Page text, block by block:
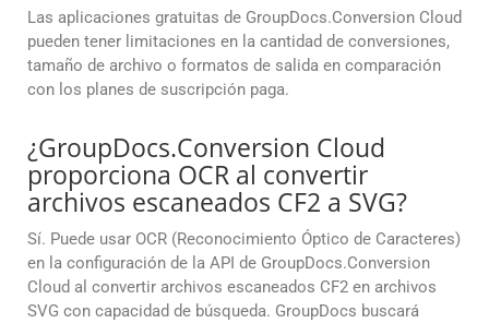
Las aplicaciones gratuitas de GroupDocs.Conversion Cloud
pueden tener limitaciones en la cantidad de conversiones,
tamaño de archivo o formatos de salida en comparación
con los planes de suscripción paga.
¿GroupDocs.Conversion Cloud
proporciona OCR al convertir
archivos escaneados CF2 a SVG?
Sí. Puede usar OCR (Reconocimiento Óptico de Caracteres)
en la configuración de la API de GroupDocs.Conversion
Cloud al convertir archivos escaneados CF2 en archivos
SVG con capacidad de búsqueda. GroupDocs buscará